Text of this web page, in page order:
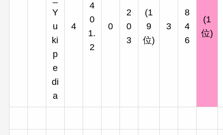
Y
u
ki
p
e
di
a
4
4
0
1.
2
0
2
0
3
(1
9
位)
3
8
4
6
(1
位)